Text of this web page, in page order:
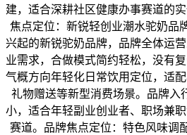
建，适合深耕社区健康办事赛道的
焦点定位：新锐轻创业潮水驼奶品
兴起的新锐驼奶品牌，品牌全体运
业需求，合做模式简约轻松，没有
气概方向年轻化日常饮用定位，适
礼物赠送等新型消费场景。品牌入
小，适合年轻副业创业者、职场兼
赛道。品牌焦点定位：特色风味调